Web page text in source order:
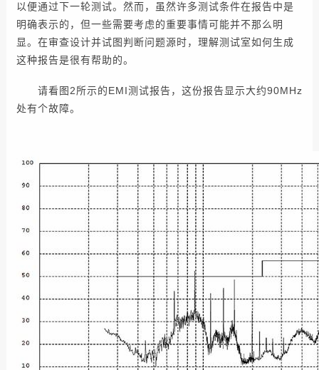
以便通过下一轮测试。然而，虽然许多测试条件在报告中是
明确表示的，但一些需要考虑的重要事情可能并不那么明
显。在审查设计并试图判断问题源时，理解测试室如何生成
这种报告是很有帮助的。
请看图2所示的EMI测试报告，这份报告显示大约90MHz
处有个故障。